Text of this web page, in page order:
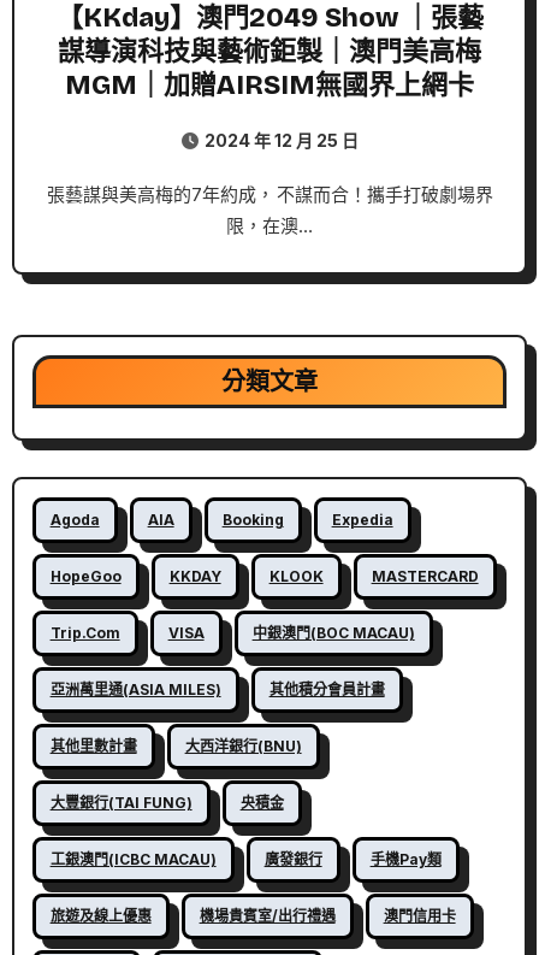
【KKday】澳門2049 Show ｜張藝
謀導演科技與藝術鉅製｜澳門美高梅
MGM｜加贈AIRSIM無國界上網卡
2024 年 12 月 25 日
張藝謀與美高梅的7年約成， 不謀而合！攜手打破劇場界
限，在澳…
分類文章
Agoda AIA Booking Expedia
HopeGoo KKDAY KLOOK MASTERCARD
Trip.com VISA 中銀澳門(BOC MACAU)
亞洲萬里通(ASIA MILES) 其他積分會員計畫
其他里數計畫 大西洋銀行(BNU)
大豐銀行(TAI FUNG) 央積金
工銀澳門(ICBC MACAU) 廣發銀行 手機Pay類
旅遊及線上優惠 機場貴賓室/出行禮遇 澳門信用卡